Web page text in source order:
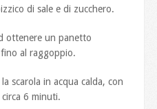
di sale e di zucchero.
ottenere un panetto
al raggoppio.
scarola in acqua calda, con
circa 6 minuti.